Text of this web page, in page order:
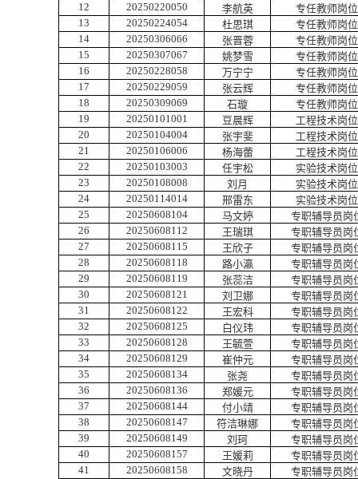
12
20250220050 李航英
专任教师岗位
13
20250224054 杜思琪
专任教师岗位
14
20250306066 张晋蓉
专任教师岗位
15
20250307067 姚梦雪
专任教师岗位
16
20250228058 万宁宁
专任教师岗位
17
20250229059 张云辉
专任教师岗位
18
20250309069 石璇
专任教师岗位
19
20250101001 豆晨辉
工程技术岗位
20
20250104004 张宇斐
工程技术岗位
21
20250106006 杨海蕾
工程技术岗位
22
20250103003 任宇松
实验技术岗位
23
20250108008 刘月
实验技术岗位
24
20250114014 邢雷东
实验技术岗位
25
20250608104 马文婷
专职辅导员岗
26
20250608112 王瑞琪
专职辅导员岗
27
20250608115 王欣子
专职辅导员岗
28
20250608118 路小瀛
专职辅导员岗
29
20250608119 张蕊洁
专职辅导员岗
30
20250608121 刘卫娜
专职辅导员岗
31
20250608122 王宏科
专职辅导员岗
32
20250608125 白仪玮
专职辅导员岗
33
20250608128 王毓萱
专职辅导员岗
34
20250608129 崔仲元
专职辅导员岗
35
20250608134 张尧
专职辅导员岗
36
20250608136 郑媛元
专职辅导员岗
37
20250608144 付小靖
专职辅导员岗
38
20250608147 符洁琳娜
专职辅导员岗
39
20250608149 刘珂
专职辅导员岗
40
20250608157 王媛莉
专职辅导员岗
41
20250608158 文晓丹
专职辅导员岗